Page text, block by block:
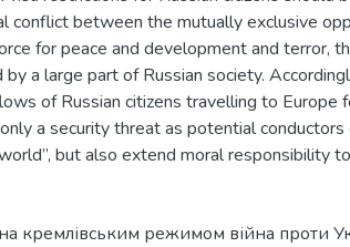
conflict between the mutually exclusive
for peace and development and terror,
by a large part of Russian society.
of Russian citizens travelling to Europe
a security threat as potential
but also extend moral responsibility
кремлівським режимом війна проти